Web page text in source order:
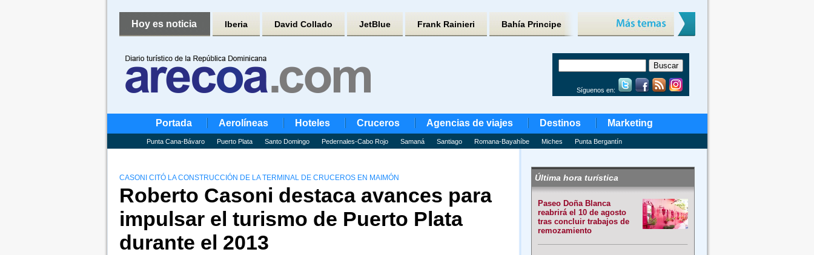
Hoy es noticia Iberia David Collado JetBlue Frank Rainieri Bahía Principe
Síguenos en:
Portada Aerolíneas Hoteles Cruceros Agencias de viajes Destinos Marketing
Punta Cana-Bávaro Puerto Plata Santo Domingo Pedernales-Cabo Rojo Samaná Santiago Romana-Bayahíbe Miches Punta Bergantín
CASONI CITÓ LA CONSTRUCCIÓN DE LA TERMINAL DE CRUCEROS EN MAIMÓN
Roberto Casoni destaca avances para
impulsar el turismo de Puerto Plata
durante el 2013
Última hora turística
Paseo Doña Blanca
reabrirá el 10 de agosto
tras concluir trabajos de
remozamiento